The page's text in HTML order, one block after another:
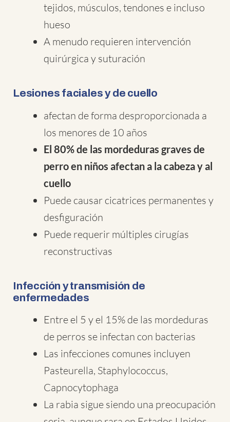
tejidos, músculos, tendones e incluso
hueso
A menudo requieren intervención
quirúrgica y suturación
Lesiones faciales y de cuello
afectan de forma desproporcionada a
los menores de 10 años
El 80% de las mordeduras graves de
perro en niños afectan a la cabeza y al
cuello
Puede causar cicatrices permanentes y
desfiguración
Puede requerir múltiples cirugías
reconstructivas
Infección y transmisión de
enfermedades
Entre el 5 y el 15% de las mordeduras
de perros se infectan con bacterias
Las infecciones comunes incluyen
Pasteurella, Staphylococcus,
Capnocytophaga
La rabia sigue siendo una preocupación